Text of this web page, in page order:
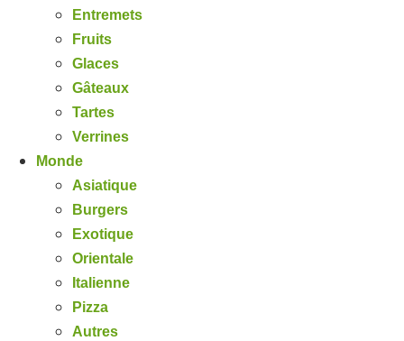
Entremets
Fruits
Glaces
Gâteaux
Tartes
Verrines
Monde
Asiatique
Burgers
Exotique
Orientale
Italienne
Pizza
Autres